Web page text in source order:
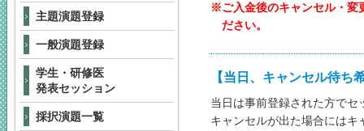
ご入金後のキャンセル・
ださい。
【当日、キャンセル待ち
当日は事前登録された方で
キャンセルが出た場合には
主題演題登録
一般演題登録
学生・研修医
発表セッション
採択演題一覧